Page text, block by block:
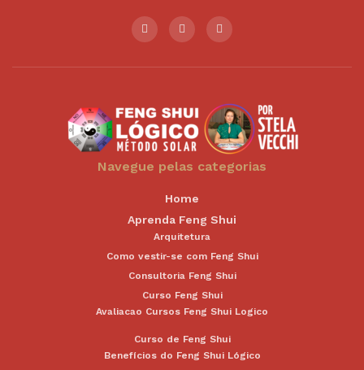
Navegue pelas categorias
Home
Aprenda Feng Shui
Arquitetura
Como vestir-se com Feng Shui
Consultoria Feng Shui
Curso Feng Shui
Avaliacao Cursos Feng Shui Logico
Curso de Feng Shui
Benefícios do Feng Shui Lógico